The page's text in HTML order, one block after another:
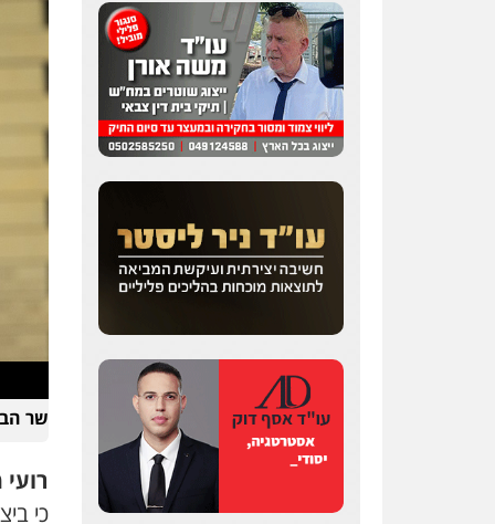
פלילי עבירות מין סמים
והימורים פשיעה חמורה
חקירות ומעצרים צווארון לבן
והונאה
0526885006
עו"ד שלי גורביץ – לוי
חמורה מעצרים וחקירות
0544218336
עו"ד שאדי כבהא
0525556970
משרד עורכי דין חן ברוך
פלילי דיני תעבורה מעצרים
וחקירות
שר
כי